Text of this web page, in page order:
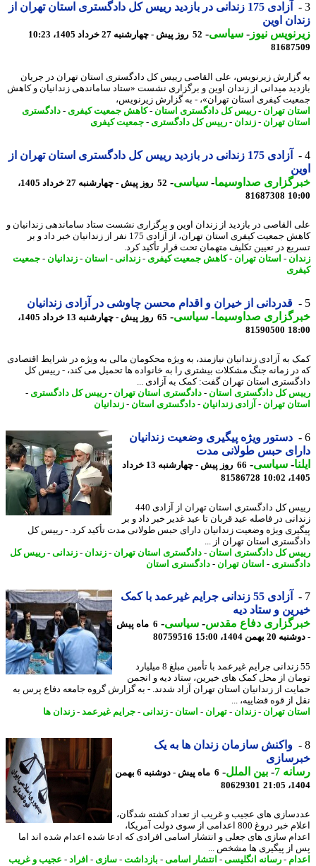
آزادی 175 زندانی در بازدید رییس کل دادگستری استان تهران از
اوین
نیوز-سیاسی-52 روز پیش - چهارشنبه 27 خرداد 1405، 10:23
زیرنویس، علی القاصی رییس کل دادگستری استان تهران در جریان
میدانی از زندان اوین و برگزاری نشست «ستاد ساماندهی زندانیان و کاهش
کیفری استان تهران»، - به گزارش زیرنویس،
تهران- رییس کل دادگستری استان-کاهش جمعیت کیفری- دادگستری
تهران- زندان - رییس کل دادگستری- جمعیت کیفری
آزادی 175 زندانی در بازدید رییس کل دادگستری استان تهران از
صداوسیما-سیاسی-
52 روز پیش - چهارشنبه 27 خرداد 1405،
81687308
القاصی در بازدید از زندان اوین و برگزاری نشست ستاد ساماندهی زندانیان و
کاهش جمعیت کیفری استان تهران، از آزادی 175 نفر از زندانیان خبر داد و بر
در تعیین تکلیف متهمان تحت قرار تأکید کرد.
- استان تهران- کاهش جمعیت کیفری- زندانی- استان-زندانیان -جمعیت
قدردانی از خیران و اقدام محسن چاوشی در آزادی زندانیان
صداوسیما-سیاسی-
65 روز پیش - چهارشنبه 13 خرداد 1405،
81590500
به آزادی زندانیان نیازمند، به ویژه محکومان مالی به ویژه در شرایط اقتصادی
زمانه جنگ مشکلات بیشتری را به خانواده ها تحمیل می کند، - رییس کل
استان تهران گفت: کمک به آزادی ...
کل دادگستری استان-دادگستری استان تهران- رییس کل دادگستری-
تهران- آزادی زندانیان -دادگستری استان-زندانیان
دستور ویژه پیگیری وضعیت زندانیان
حبس طولانی مدت
-سیاسی-
66 روز پیش - چهارشنبه 13 خرداد
81586728
رییس کل دادگستری استان تهران از آزادی 440
در فاصله عید قربان تا عید غدیر خبر داد و بر
ویژه وضعیت زندانیان دارای حبس طولانی مدت تأکید کرد. - رییس کل
استان تهران از ...
کل دادگستری استان-دادگستری استان تهران- زندان - زندانی- رییس کل
- استان تهران- دادگستری استان
آزادی 55 زندانی جرایم غیرعمد با کمک
و ستاد دیه
دفاع مقدس-سیاسی-
6 ماه پیش
بهمن 1404، 15:00
80759516
55 زندانی جرایم غیرعمد با تأمین مبلغ 8 میلیارد
از محل کمک های خیرین، ستاد دیه و انجمن
از زندانیان استان تهران آزاد شدند. - به گزارش گروه جامعه دفاع پرس به
از قوه قضاییه، ...
تهران- زندان - تهران- استان-زندانی- جرایم غیرعمد -زندان ها
واکنش سازمان زندان ها به یک
7
-بین الملل-
6 ماه پیش - دوشنبه 6 بهمن
80629301
های عجیب و غریب از تعداد کشته شدگان،
اعلام خبر دروغ 800 اعدامی از سوی دولت آمریکا،
سازی های جعلی و انتشار اسامی افرادی که ادعا شده اعدام شده اند اما
پیگیری ها مشخص ...
-رسانه انگلیسی-انتشار اسامی-بازداشت -سازی- افراد - عجیب و غریب